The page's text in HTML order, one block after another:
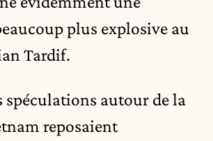
plus explosive au
Tardif.
spéculations autour de la
reposaient